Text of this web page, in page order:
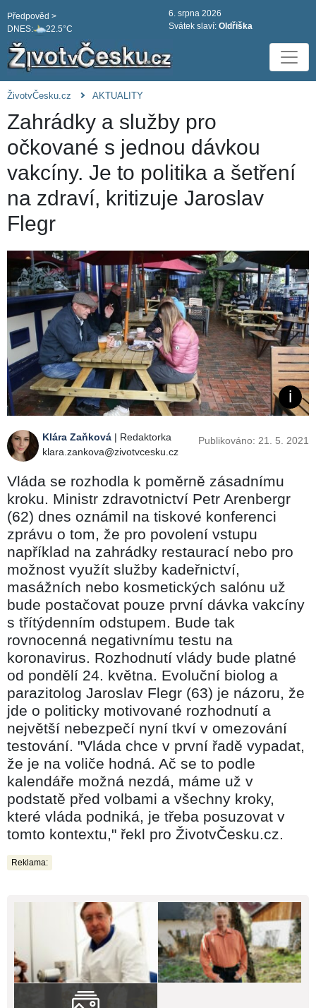
DNES: 22.5°C
Předpověd >
6. srpna 2026
Svátek slaví: Oldřiška
ŽivotvČesku.cz AKTUALITY
Zahrádky a služby pro
očkované s jednou dávkou
vakcíny. Je to politika a šetření
na zdraví, kritizuje Jaroslav
Flegr
Klára Zaňková | Redaktorka
klara.zankova@zivotvcesku.cz
Publikováno: 21. 5. 2021
Vláda se rozhodla k poměrně zásadnímu
kroku. Ministr zdravotnictví Petr Arenbergr
(62) dnes oznámil na tiskové konferenci
zprávu o tom, že pro povolení vstupu
například na zahrádky restaurací nebo pro
možnost využít služby kadeřnictví,
masážních nebo kosmetických salónu už
bude postačovat pouze první dávka vakcíny
s třítýdenním odstupem. Bude tak
rovnocenná negativnímu testu na
koronavirus. Rozhodnutí vlády bude platné
od pondělí 24. května. Evoluční biolog a
parazitolog Jaroslav Flegr (63) je názoru, že
jde o politicky motivované rozhodnutí a
největší nebezpečí nyní tkví v omezování
testování. "Vláda chce v první řadě vypadat,
že je na voliče hodná. Ač se to podle
kalendáře možná nezdá, máme už v
podstatě před volbami a všechny kroky,
které vláda podniká, je třeba posuzovat v
tomto kontextu," řekl pro ŽivotvČesku.cz.
Reklama: